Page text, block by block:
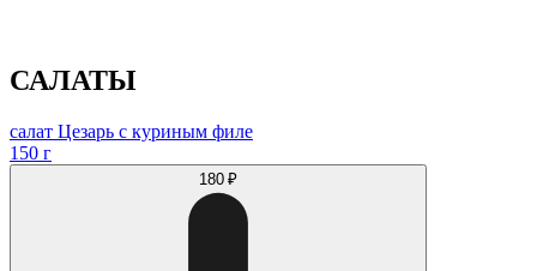
САЛАТЫ
салат Цезарь с куриным филе
150 г
180 ₽